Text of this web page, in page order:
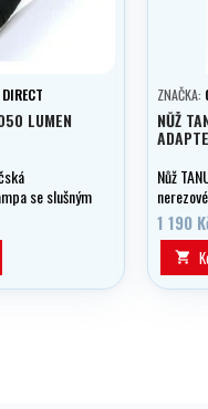
LUMEN
se slušným
napájená
ZNAČKA:
NŮŽ
Nůž
proti
1 190
